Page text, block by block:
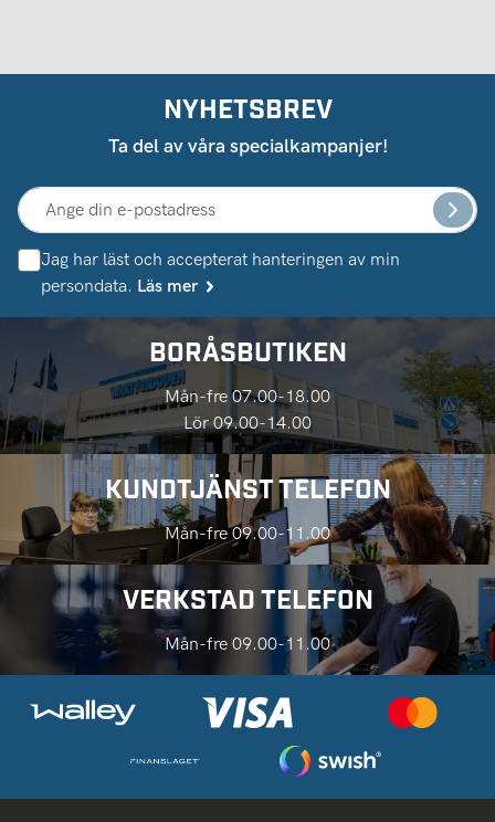
NYHETSBREV
Ta del av våra specialkampanjer!
Jag har läst och accepterat hanteringen av min
persondata. Läs mer
BORÅSBUTIKEN
Mån-fre 07.00-18.00
Lör 09.00-14.00
KUNDTJÄNST TELEFON
Mån-fre 09.00-11.00
VERKSTAD TELEFON
Mån-fre 09.00-11.00